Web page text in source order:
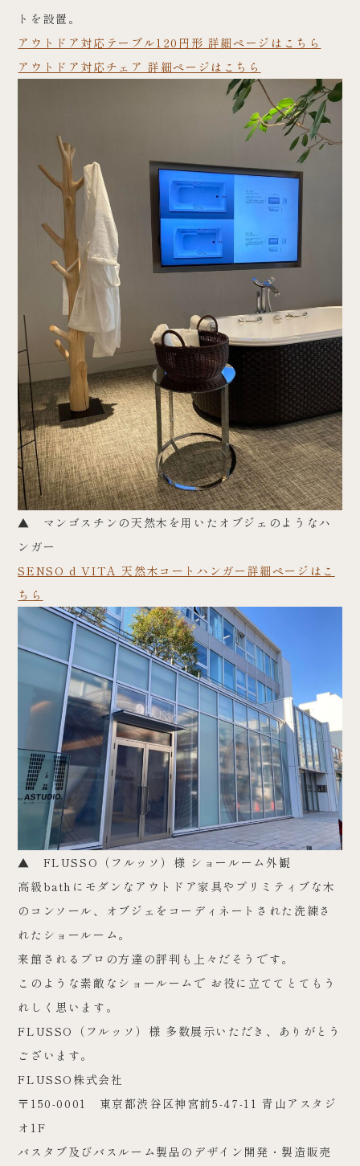
トを設置。
アウトドア対応テーブル120円形 詳細ページはこちら
アウトドア対応チェア 詳細ページはこちら
▲ マンゴスチンの天然木を用いたオブジェのようなハ
ンガー
SENSO d VITA 天然木コートハンガー詳細ページはこ
ちら
▲ FLUSSO（フルッソ）様 ショールーム外観
高級bathにモダンなアウトドア家具やプリミティブな木
のコンソール、オブジェをコーディネートされた洗練さ
れたショールーム。
来館されるプロの方達の評判も上々だそうです。
このような素敵なショールームで お役に立ててとてもう
れしく思います。
FLUSSO（フルッソ）様 多数展示いただき、ありがとう
ございます。
FLUSSO株式会社
〒150-0001 東京都渋谷区神宮前5-47-11 青山アスタジ
オ1F
バスタブ及びバスルーム製品のデザイン開発・製造販売